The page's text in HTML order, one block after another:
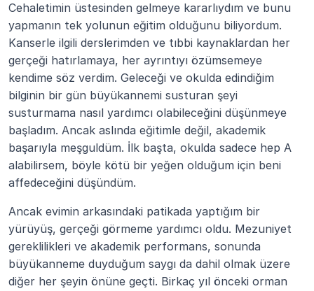
Cehaletimin üstesinden gelmeye kararlıydım ve bunu
yapmanın tek yolunun eğitim olduğunu biliyordum.
Kanserle ilgili derslerimden ve tıbbi kaynaklardan her
gerçeği hatırlamaya, her ayrıntıyı özümsemeye
kendime söz verdim. Geleceği ve okulda edindiğim
bilginin bir gün büyükannemi susturan şeyi
susturmama nasıl yardımcı olabileceğini düşünmeye
başladım. Ancak aslında eğitimle değil, akademik
başarıyla meşguldüm. İlk başta, okulda sadece hep A
alabilirsem, böyle kötü bir yeğen olduğum için beni
affedeceğini düşündüm.
Ancak evimin arkasındaki patikada yaptığım bir
yürüyüş, gerçeği görmeme yardımcı oldu. Mezuniyet
gereklilikleri ve akademik performans, sonunda
büyükanneme duyduğum saygı da dahil olmak üzere
diğer her şeyin önüne geçti. Birkaç yıl önceki orman